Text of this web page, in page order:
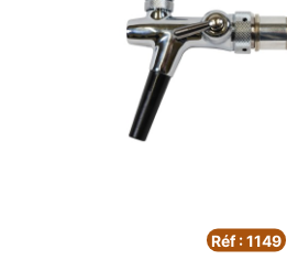
Réf : 1149